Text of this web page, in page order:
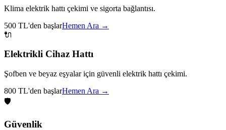
Klima elektrik hattı çekimi ve sigorta bağlantısı.
500 TL'den başlarHemen Ara →
🔌
Elektrikli Cihaz Hattı
Şofben ve beyaz eşyalar için güvenli elektrik hattı çekimi.
800 TL'den başlarHemen Ara →
🛡️
Güvenlik